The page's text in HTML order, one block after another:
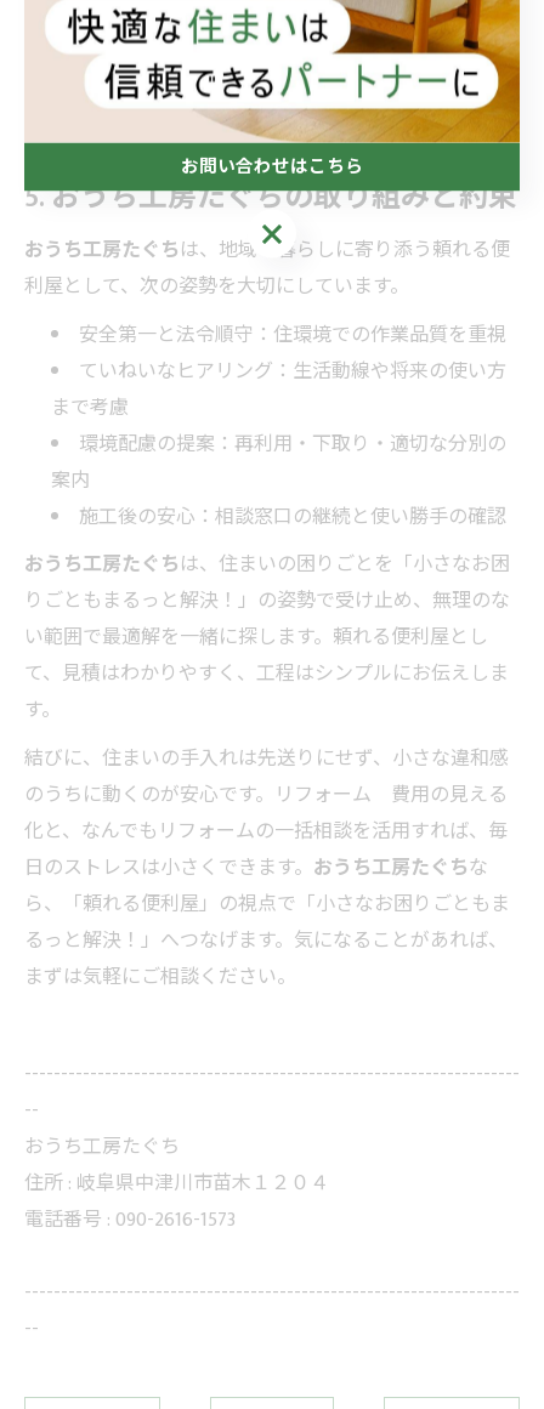
なんでもリフォームの枠組みを活用すれば、複数の要件
を一度に調整でき、トータルのリフォーム 費用を抑え
5. おうち工房たぐちの取り組みと約束
おうち工房たぐちは、地域の暮らしに寄り添う頼れる便
利屋として、次の姿勢を大切にしています。
安全第一と法令順守：住環境での作業品質を重視
ていねいなヒアリング：生活動線や将来の使い方
まで考慮
環境配慮の提案：再利用・下取り・適切な分別の
案内
施工後の安心：相談窓口の継続と使い勝手の確認
おうち工房たぐちは、住まいの困りごとを「小さなお困
りごともまるっと解決！」の姿勢で受け止め、無理のな
い範囲で最適解を一緒に探します。頼れる便利屋とし
て、見積はわかりやすく、工程はシンプルにお伝えしま
す。
結びに、住まいの手入れは先送りにせず、小さな違和感
のうちに動くのが安心です。リフォーム 費用の見える
化と、なんでもリフォームの一括相談を活用すれば、毎
日のストレスは小さくできます。 おうち工房たぐちな
ら、「頼れる便利屋」の視点で「小さなお困りごともま
るっと解決！」へつなげます。気になることがあれば、
まずは気軽にご相談ください。
--------------------------------------------------------------------
--
おうち工房たぐち
住所 : 岐阜県中津川市苗木１２０４
電話番号 : 090-2616-1573
--------------------------------------------------------------------
--
お問い合わせはこちら
お問い合わせはこちら